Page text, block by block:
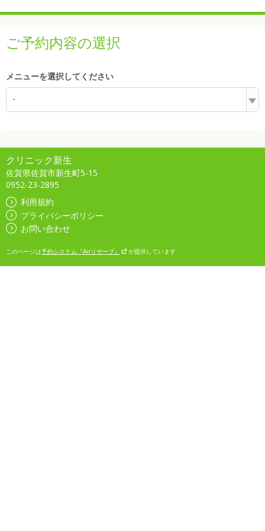
ご予約内容の選択
メニューを選択してください
-
クリニック新生
佐賀県佐賀市新生町5-15
0952-23-2895
利用規約
プライバシーポリシー
お問い合わせ
このページは予約システム『Airリザーブ』 が提供しています